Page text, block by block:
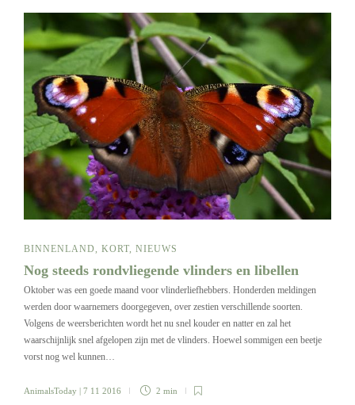
BINNENLAND KORT NIEUWS
Nog steeds rondvliegende vlinders en libellen
Oktober was een goede maand voor vlinderliefhebbers. Honderden meldingen
werden door waarnemers doorgegeven, over zestien verschillende soorten.
Volgens de weersberichten wordt het nu snel kouder en natter en zal het
waarschijnlijk snel afgelopen zijn met de vlinders. Hoewel sommigen een beetje
vorst nog wel kunnen…
AnimalsToday | 7 11 2016 2 min